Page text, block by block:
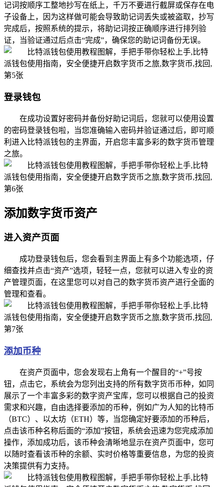
记词按顺序工整地抄写在纸上，千万不要进行截屏或保存在电
子设备上，因为这样做可能会导致助记词丢失或被盗取，抄写
完成后，按照系统的提示，将助记词按正确顺序进行排列验
证，当验证通过后点击“完成”，确保您的助记词备份无误。
登录钱包
在成功设置好密码并备份好助记词后，您就可以使用设置
的密码登录钱包啦，当您准确输入密码并验证通过后，即可顺
利进入比特派钱包的主界面，开启您丰富多彩的数字货币管理
之旅。
添加数字货币资产
进入资产页面
成功登录钱包后，您会看到主界面上有多个功能选项，仔
细查找并点击“资产”选项，轻轻一点，您就可以进入专业的资
产管理页面，在这里您可以对自己的数字货币资产进行全面的
管理和查看。
添加币种
在资产页面中，您会发现右上角有一个醒目的“+”号按
钮，点击它，系统会为您列出支持的所有数字货币币种，如同
展示了一个丰富多彩的数字资产宝库，您可以根据自己的投资
需求和兴趣，自由选择要添加的币种，例如广为人知的比特币
（BTC）、以太坊（ETH）等，当您确定好要添加的币种后，
点击该币种名称后面的“添加”按钮，系统会迅速为您完成添加
操作，添加成功后，该币种会清晰地显示在资产页面中，您可
以随时查看该币种的余额、实时价格等重要信息，为您的投资
决策提供有力支持。